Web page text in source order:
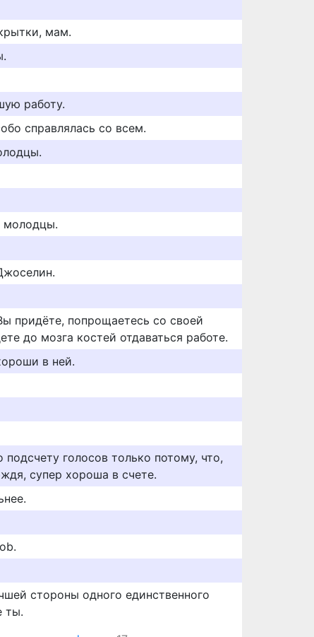
мам.
работу.
справлялась со всем.
молодцы.
придёте, попрощаетесь со своей
до мозга костей отдаваться работе.
в ней.
голосов только потому, что,
супер хороша в счете.
стороны одного единственного
ты.